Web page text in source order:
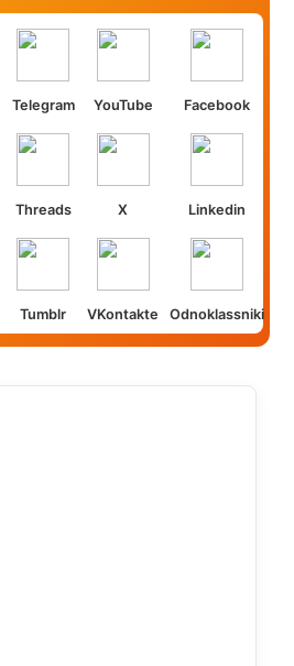
Telegram YouTube Facebook
Threads X Linkedin
Tumblr VKontakte Odnoklassniki